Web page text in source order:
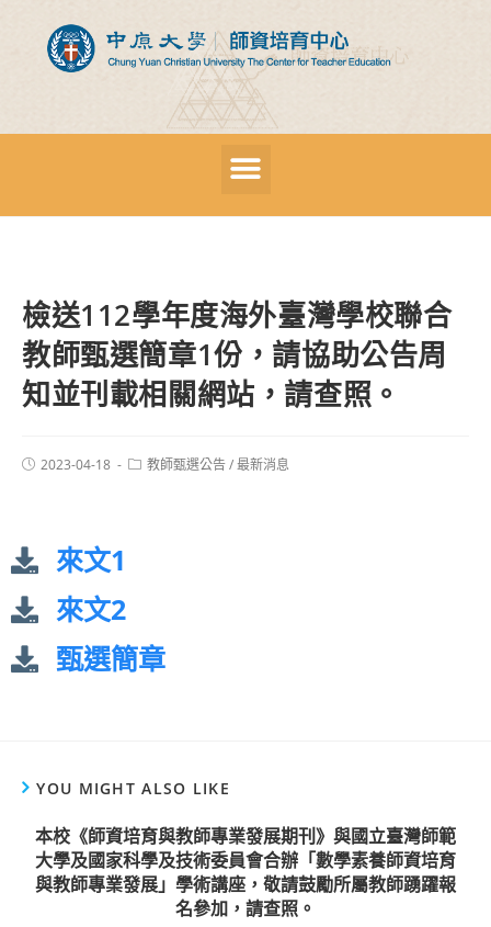
檢送112學年度海外臺灣學校聯合
教師甄選簡章1份，請協助公告周
知並刊載相關網站，請查照。
2023-04-18 教師甄選公告/最新消息
來文1
來文2
甄選簡章
YOU MIGHT ALSO LIKE
本校《師資培育與教師專業發展期刊》與國立臺灣師範
大學及國家科學及技術委員會合辦「數學素養師資培育
與教師專業發展」學術講座，敬請鼓勵所屬教師踴躍報
名參加，請查照。